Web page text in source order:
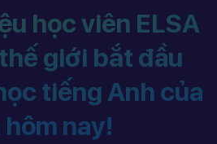
học viên ELSA
giới bắt đầu
tiếng Anh của
hôm nay!